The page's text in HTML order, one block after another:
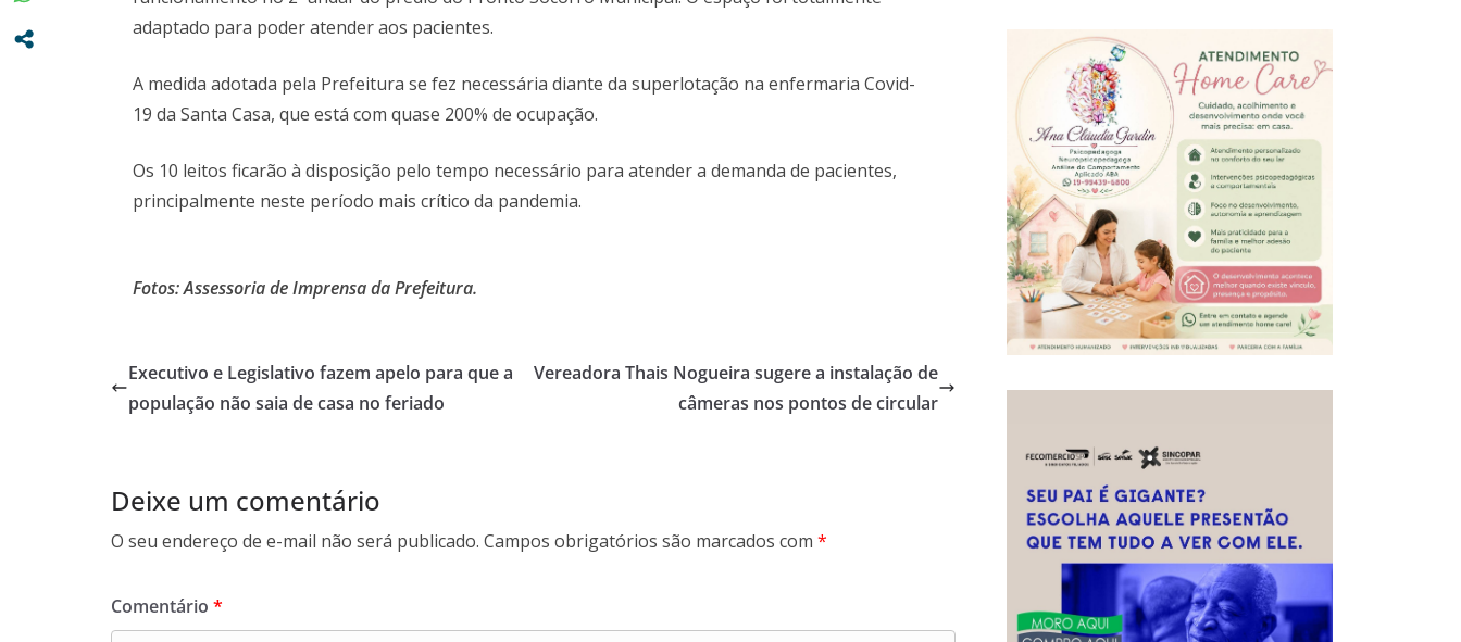
adaptado para poder atender aos pacientes.
A medida adotada pela Prefeitura se fez necessária diante da superlotação na enfermaria Covid-
19 da Santa Casa, que está com quase 200% de ocupação.
Os 10 leitos ficarão à disposição pelo tempo necessário para atender a demanda de pacientes,
principalmente neste período mais crítico da pandemia.
Fotos: Assessoria de Imprensa da Prefeitura.
Executivo e Legislativo fazem apelo para que a
população não saia de casa no feriado
Vereadora Thais Nogueira sugere a instalação de
câmeras nos pontos de circular
Deixe um comentário
O seu endereço de e-mail não será publicado. Campos obrigatórios são marcados com *
Comentário *